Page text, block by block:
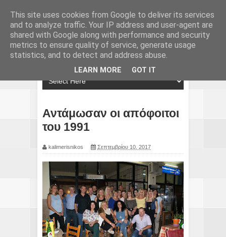
Αντάμωσαν οι απόφοιτοι
του 1991
kalimerisnikos Σεπτεμβρίου 10, 2017
This site uses cookies from Google to deliver its services
and to analyze traffic. Your IP address and user-agent are
shared with Google along with performance and security
metrics to ensure quality of service, generate usage
statistics, and to detect and address abuse.
LEARN MORE GOT IT